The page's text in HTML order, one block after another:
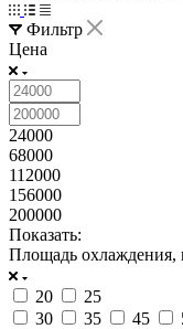
Фильтр
Цена
24000
68000
112000
156000
200000
Показать:
Площадь охлаждения,
20
25
30
35 45